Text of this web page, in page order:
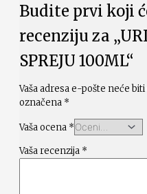
Budite prvi koji
recenziju za
SPREJU 100ML“
Vaša adresa e-pošte neće
označena *
Vaša ocena *
Vaša recenzija *